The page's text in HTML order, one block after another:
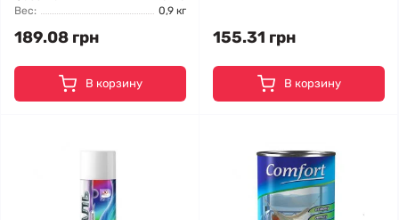
Вес:
0,9 кг
189.08 грн
В корзину
155.31 грн
В корзину